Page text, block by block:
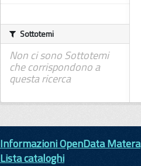
Sottotemi
Non ci sono Sottotemi
che corrispondono a
questa ricerca
Informazioni OpenData Matera
Lista cataloghi